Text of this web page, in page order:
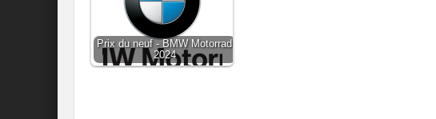
Prix du neuf - BMW Motorrad
2024